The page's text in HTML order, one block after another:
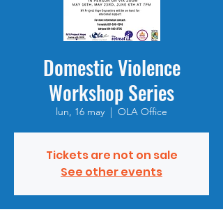
Domestic Violence
Workshop Series
lun, 16 may
  |
OLA Office
Tickets are not on sale
See other events